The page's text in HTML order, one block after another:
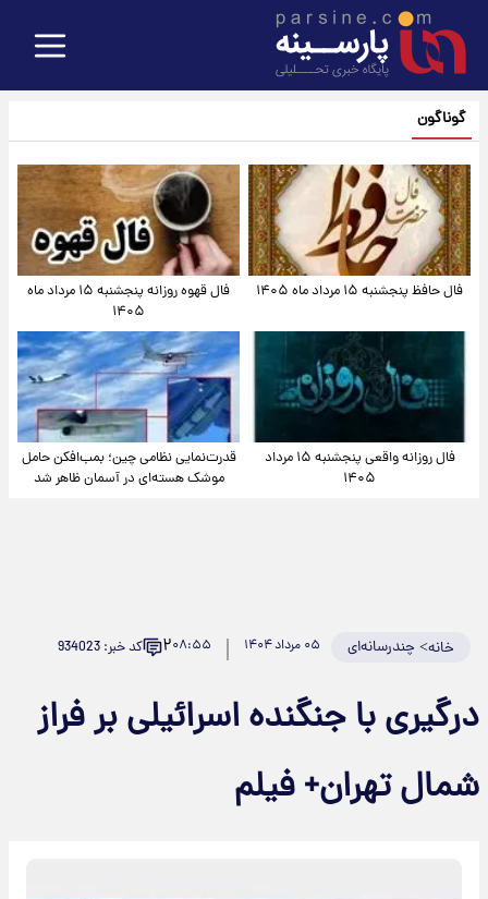
گوناگون
فال حافظ پنجشنبه ۱۵ مرداد ماه ۱۴۰۵
فال قهوه روزانه پنجشنبه ۱۵ مرداد ماه
۱۴۰۵
فال روزانه واقعی پنجشنبه ۱۵ مرداد
۱۴۰۵
قدرت‌نمایی نظامی چین؛ بمب‌افکن حامل
موشک هسته‌ای در آسمان ظاهر شد
خانه> چندرسانه‌ای ۰۵ مرداد ۱۴۰۴ ۰۸:۵۵۲ کد خبر: 934023
درگیری با جنگنده اسرائیلی بر فراز
شمال تهران+ فیلم